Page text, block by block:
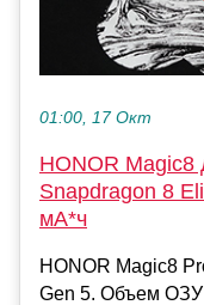
01:00, 17 Окт
HONOR Magic8
Snapdragon 8
мА*ч
HONOR Magic8
Gen 5. Объем ОЗУ